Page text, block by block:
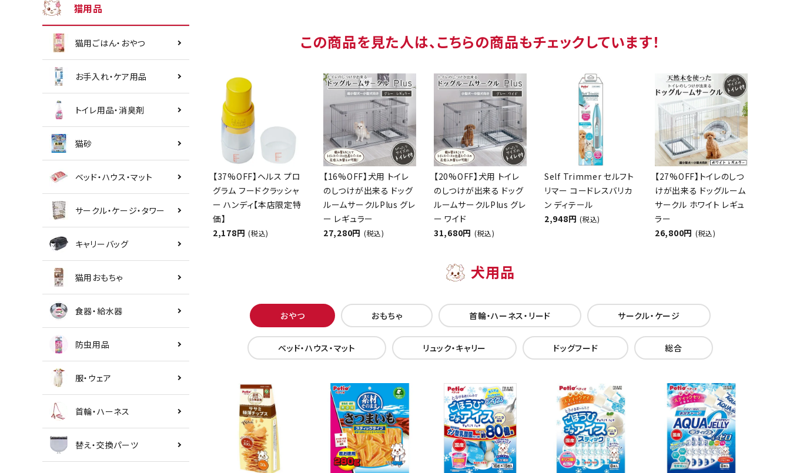
猫用品
猫用ごはん・おやつ
お手入れ・ケア用品
トイレ用品・消臭剤
猫砂
ベッド・ハウス・マット
サークル・ケージ・タワー
キャリーバッグ
猫用おもちゃ
食器・給水器
防虫用品
服・ウェア
首輪・ハーネス
替え・交換パーツ
この商品を見た人は、こちらの商品もチェックしています！
【37%OFF】ヘルス プロ
グラム フードクラッシャ
ー ハンディ【本店限定特
価】
2,178円 (税込)
【16%OFF】犬用 トイレ
のしつけが出来る ドッグ
ルームサークルPlus グレ
ー レギュラー
27,280円 (税込)
【20%OFF】犬用 トイレ
のしつけが出来る ドッグ
ルームサークルPlus グレ
ー ワイド
31,680円 (税込)
Self Trimmer セルフト
リマー コードレスバリカ
ン ディテール
2,948円 (税込)
【27%OFF】トイレのしつ
けが出来る ドッグルーム
サークル ホワイト レギュ
ラー
26,800円 (税込)
犬用品
おやつ おもちゃ 首輪・ハーネス・リード サークル・ケージ
ベッド・ハウス・マット リュック・キャリー ドッグフード 総合